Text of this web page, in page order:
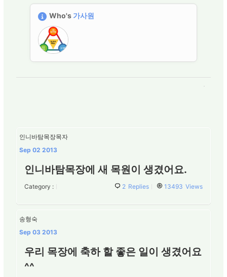
Who's 가사원
인니바탐목장목자
Sep 02 2013
인니바탐목장에 새 목원이 생겼어요.
Category : 2 Replies 13493 Views
송형숙
Sep 03 2013
우리 목장에 축하 할 좋은 일이 생겼어요
^^